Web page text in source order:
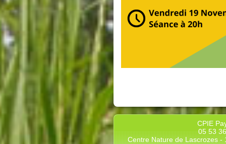
CPIE
05 53
Centre Nature de Lascrozes -